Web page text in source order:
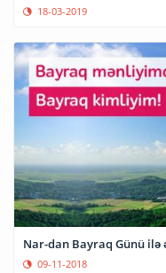
18-03-2019
Nar-dan Bayraq Günü
09-11-2018